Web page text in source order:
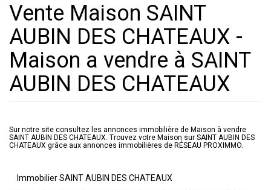
Vente Maison SAINT
AUBIN DES CHATEAUX -
Maison a vendre à SAINT
AUBIN DES CHATEAUX
Sur notre site consultez les annonces immobilière de Maison à vendre
SAINT AUBIN DES CHATEAUX. Trouvez votre Maison sur SAINT AUBIN DES
CHATEAUX grâce aux annonces immobilières de RÉSEAU PROXIMMO.
Immobilier SAINT AUBIN DES CHATEAUX